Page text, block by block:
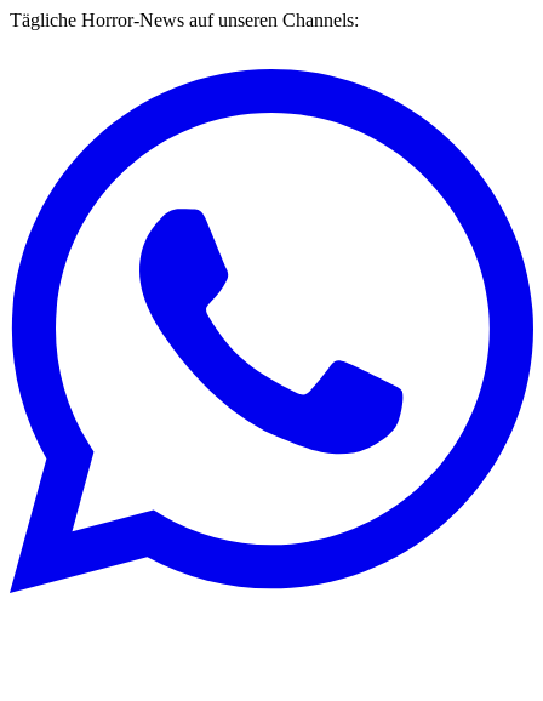
Tägliche Horror-News auf unseren Channels: